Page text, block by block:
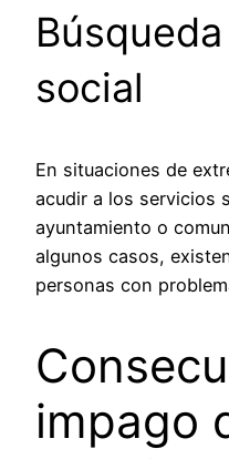
social
En situaciones de
acudir a los servicios
ayuntamiento o
algunos casos,
personas con
impago